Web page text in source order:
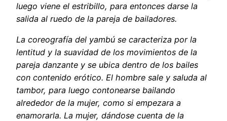
luego viene el estribillo, para entonces darse la
salida al ruedo de la pareja de bailadores.
La coreografía del yambú se caracteriza por la
lentitud y la suavidad de los movimientos de la
pareja danzante y se ubica dentro de los bailes
con contenido erótico. El hombre sale y saluda al
tambor, para luego contonearse bailando
alrededor de la mujer, como si empezara a
enamorarla. La mujer, dándose cuenta de la